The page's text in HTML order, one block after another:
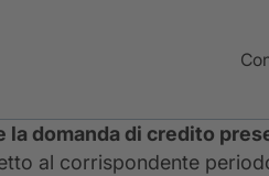
domanda di credito
al corrispondente